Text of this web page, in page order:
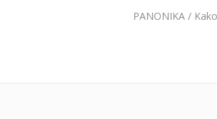
PANONIKA /